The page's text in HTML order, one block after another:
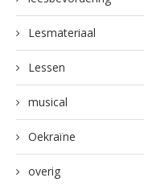
Lesmateriaal
Lessen
musical
Oekraïne
overig